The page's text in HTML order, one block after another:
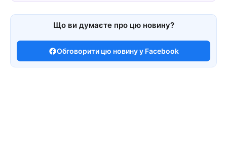
Що ви думаєте про цю новину?
Обговорити цю новину у Facebook